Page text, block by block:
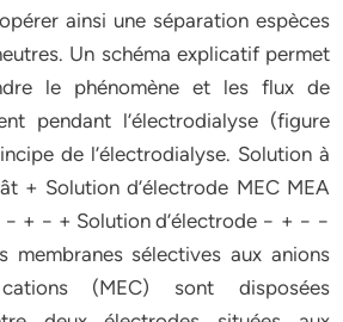
ainsi une séparation espèces
Un schéma explicatif permet
le phénomène et les flux de
pendant l’électrodialyse (figure
de l’électrodialyse. Solution à
+ Solution d’électrode MEC MEA
+ − + Solution d’électrode − + − −
sélectives aux anions
(MEC) sont disposées